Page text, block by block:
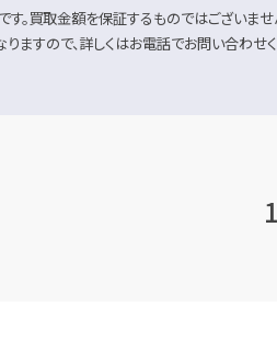
。買取金額を保証するものではございませ
りますので、詳しくはお電話でお問い合わせ